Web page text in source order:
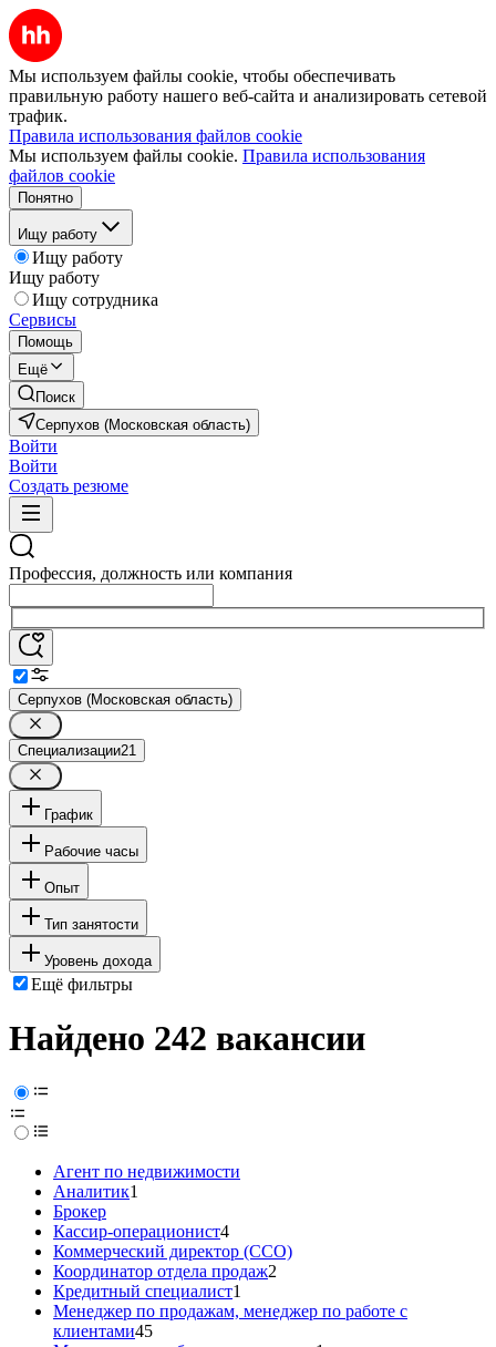
Мы используем файлы cookie, чтобы обеспечивать
правильную работу нашего веб-сайта и анализировать сетевой
трафик.
Правила использования файлов cookie
Мы используем файлы cookie. Правила использования
файлов cookie
Понятно
Ищу работу
Ищу работу
Ищу работу
Ищу сотрудника
Сервисы
Помощь
Ещё
Поиск
Серпухов (Московская область)
Войти
Войти
Создать резюме
Профессия, должность или компания
Серпухов (Московская область)
Специализации21
График
Рабочие часы
Опыт
Тип занятости
Уровень дохода
Ещё фильтры
Найдено 242 вакансии
Агент по недвижимости
Аналитик1
Брокер
Кассир-операционист4
Коммерческий директор (CCO)
Координатор отдела продаж2
Кредитный специалист1
Менеджер по продажам, менеджер по работе с
клиентами45